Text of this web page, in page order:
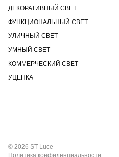
ДЕКОРАТИВНЫЙ СВЕТ
ФУНКЦИОНАЛЬНЫЙ СВЕТ
УЛИЧНЫЙ СВЕТ
УМНЫЙ СВЕТ
КОММЕРЧЕСКИЙ СВЕТ
УЦЕНКА
© 2026 ST Luce